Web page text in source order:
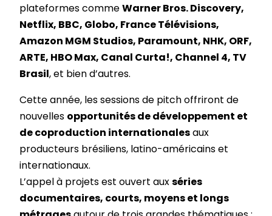
plateformes commeWarner Bros. Discovery,
Netflix, BBC, Globo, France Télévisions,
Amazon MGM Studios, Paramount, NHK, ORF,
ARTE, HBO Max, Canal Curta!, Channel 4, TV
Brasil, et bien d’autres.
Cette année, les sessions de pitch offriront de
nouvelles opportunités de développement et
de coproduction internationalesaux
producteurs brésiliens, latino-américains et
internationaux.
L’appel à projets est ouvert auxséries
documentaires, courts, moyens et longs